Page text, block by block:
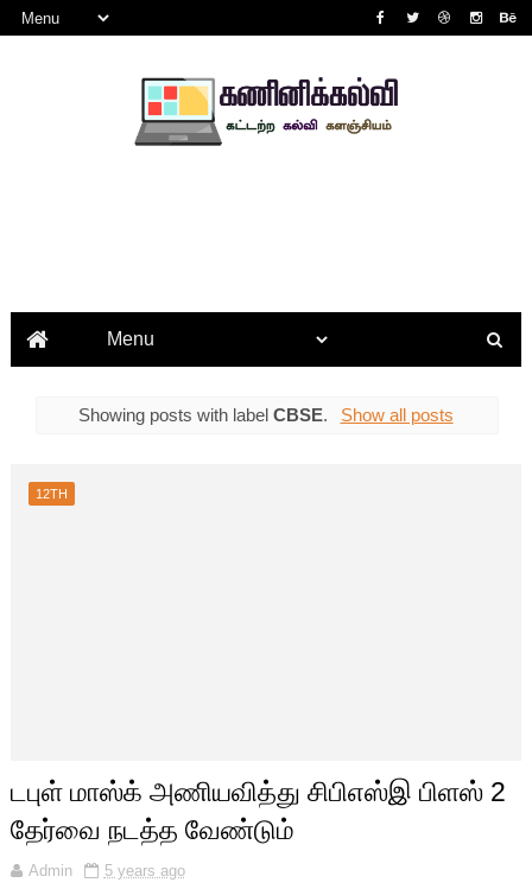
Showing posts with labelCBSE. Show all posts
12TH
டபுள் மாஸ்க் அணியவித்து சிபிஎஸ்இ பிளஸ் 2
தேர்வை நடத்த வேண்டும்
Admin
5 years ago